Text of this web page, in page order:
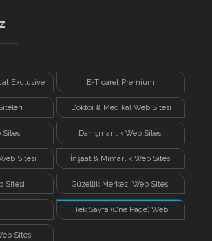
Exclusive E-Ticaret Premium
Doktor & Medikal Web Sitesi
Sitesi Danışmanlık Web Sitesi
Sitesi İnşaat & Mimarlık Web Sitesi
Sitesi Güzellik Merkezi Web Sitesi
Tek Sayfa (One Page) Web
Sitesi